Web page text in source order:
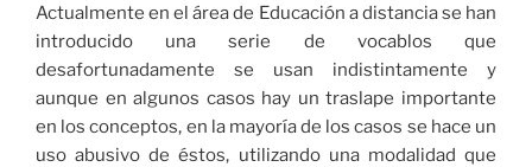
Actualmente en el área de Educación a distancia se han
introducido una serie de vocablos que
desafortunadamente se usan indistintamente y
aunque en algunos casos hay un traslape importante
en los conceptos, en la mayoría de los casos se hace un
uso abusivo de éstos, utilizando una modalidad que